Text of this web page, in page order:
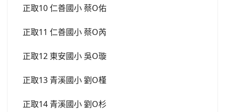
正取10 仁善國小 蔡O佑
正取11 仁善國小 蔡O芮
正取12 東安國小 吳O璇
正取13 青溪國小 劉O槿
正取14 青溪國小 劉O杉